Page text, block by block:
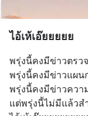
ไอ้เห้เอ๊ยยยยย
พรุ่งนี้คงมีข่าวตรว
พรุ่งนี้คงมีข่าวแผน
พรุ่งนี้คงมีข่าวควา
แต่พรุ่งนี้ไม่มีแล้ว